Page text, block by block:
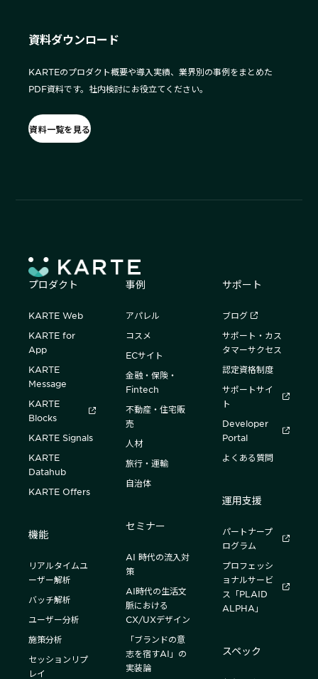
資料ダウンロード
KARTEのプロダクト概要や導入実績、業界別の事例をまとめた
PDF資料です。社内検討にお役立てください。
資料一覧を見る
プロダクト
KARTE Web
KARTE for
App
KARTE
Message
KARTE
Blocks
KARTE Signals
KARTE
Datahub
KARTE Offers
機能
リアルタイムユ
ーザー解析
バッチ解析
ユーザー分析
施策分析
セッションリプ
レイ
事例
アパレル
コスメ
ECサイト
金融・保険・
Fintech
不動産・住宅販
売
人材
旅行・運輸
自治体
セミナー
AI 時代の流入対
策
AI時代の生活文
脈における
CX/UXデザイン
「ブランドの意
志を宿すAI」の
実装論
サポート
ブログ
サポート・カス
タマーサクセス
認定資格制度
サポートサイ
ト
Developer
Portal
よくある質問
運用支援
パートナープ
ログラム
プロフェッシ
ョナルサービ
ス「PLAID
ALPHA」
スペック